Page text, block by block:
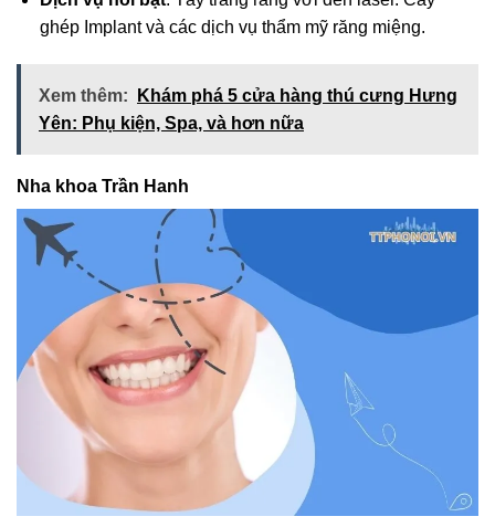
ghép Implant và các dịch vụ thẩm mỹ răng miệng.
Xem thêm:
Khám phá 5 cửa hàng thú cưng Hưng
Yên: Phụ kiện, Spa, và hơn nữa
Nha khoa Trần Hanh